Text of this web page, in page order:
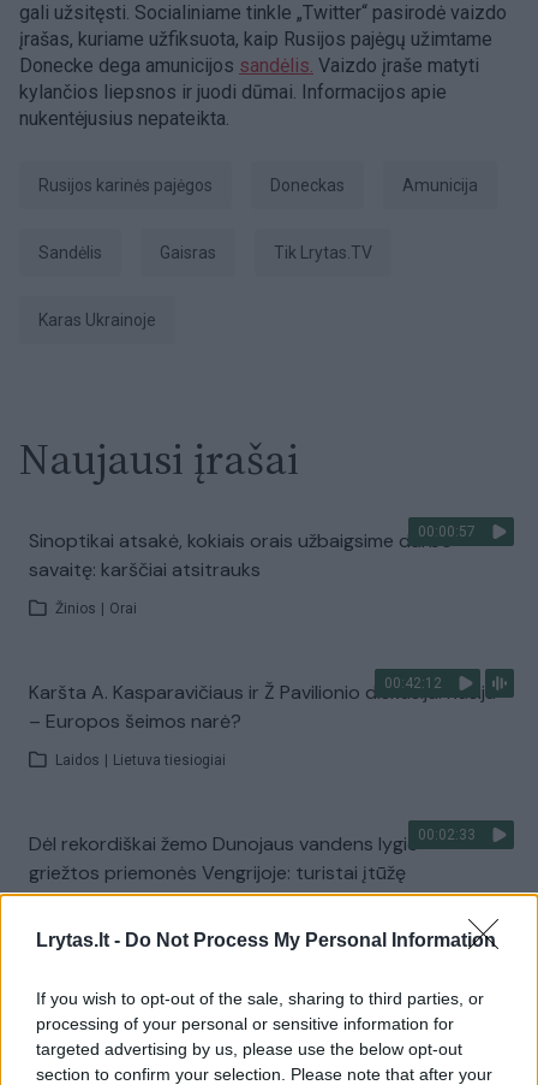
Lrytas.lt - Do Not Process My Personal Information
If you wish to opt-out of the sale, sharing to third parties, or
processing of your personal or sensitive information for
targeted advertising by us, please use the below opt-out
section to confirm your selection. Please note that after your
gali užsitęsti. Socialiniame tinkle „Twitter“ pasirodė vaizdo
įrašas, kuriame užfiksuota, kaip Rusijos pajėgų užimtame
Donecke dega amunicijos sandėlis. Vaizdo įraše matyti
kylančios liepsnos ir juodi dūmai. Informacijos apie
nukentėjusius nepateikta.
Rusijos karinės pajėgos Doneckas amunicija
sandėlis Gaisras tik Lrytas.TV
karas Ukrainoje
Naujausi įrašai
00:00:57
Sinoptikai atsakė, kokiais orais užbaigsime darbo
savaitę: karščiai atsitrauks
Žinios Orai
00:42:12
Karšta A. Kasparavičiaus ir Ž Pavilionio diskusija: Rusija
– Europos šeimos narė?
Laidos Lietuva tiesiogiai
00:02:33
Dėl rekordiškai žemo Dunojaus vandens lygio –
griežtos priemonės Vengrijoje: turistai įtūžę
Kuprines pasvėrę specialistai įspėja apie pavojingą
įprotį: tą daro daugiau nei pusė pradinukų
Žinios Lietuvos diena